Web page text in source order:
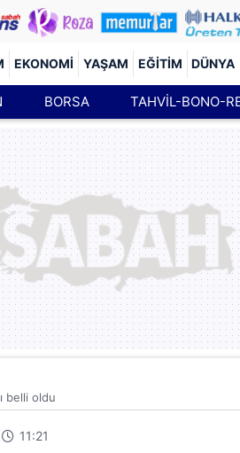
EKONOMI YAŞAM EĞITIM DÜNYA
BORSA TAHVİL-BONO-
belli oldu
11:21